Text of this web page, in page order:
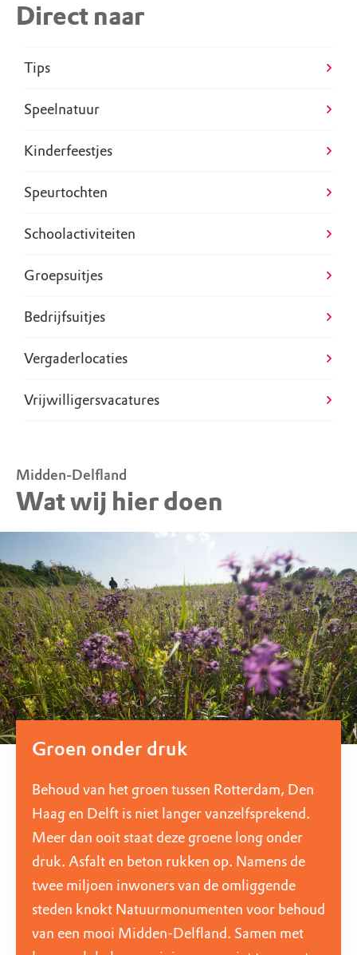
Direct naar
Tips
Speelnatuur
Kinderfeestjes
Speurtochten
Schoolactiviteiten
Groepsuitjes
Bedrijfsuitjes
Vergaderlocaties
Vrijwilligersvacatures
Midden-Delfland
Wat wij hier doen
Groen onder druk
Behoud van het groen tussen Rotterdam, Den
Haag en Delft is niet langer vanzelfsprekend.
Meer dan ooit staat deze groene long onder
druk. Asfalt en beton rukken op. Namens de
twee miljoen inwoners van de omliggende
steden knokt Natuurmonumenten voor behoud
van een mooi Midden-Delfland. Samen met